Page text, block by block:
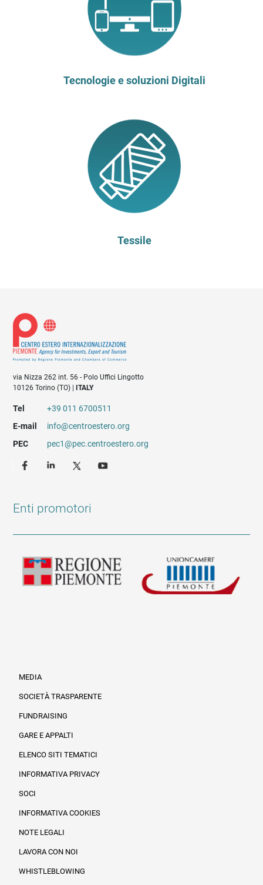
Tecnologie e soluzioni Digitali
Tessile
via Nizza 262 int. 56 - Polo Uffici Lingotto
10126 Torino (TO) |
ITALY
Tel
+39 011 6700511
E-mail
info@centroestero.org
PEC
pec1@pec.centroestero.org
Enti promotori
MEDIA
SOCIETÀ TRASPARENTE
FUNDRAISING
GARE E APPALTI
ELENCO SITI TEMATICI
INFORMATIVA PRIVACY
SOCI
INFORMATIVA COOKIES
NOTE LEGALI
LAVORA CON NOI
WHISTLEBLOWING